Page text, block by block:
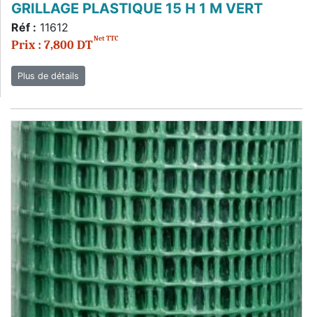
GRILLAGE PLASTIQUE 15 H 1 M VERT
Réf : 11612
Prix : 7,800 DTNet TTC
Plus de détails